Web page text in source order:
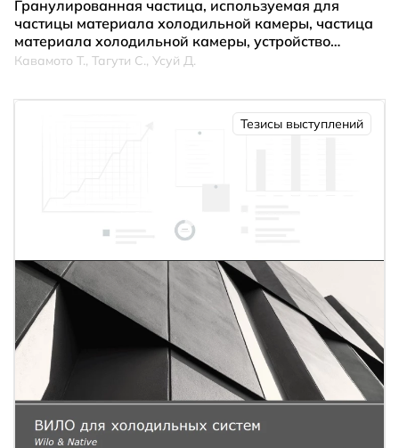
Гранулированная частица, используемая для
частицы материала холодильной камеры, частица
материала холодильной камеры, устройство
холодильной камеры, холодильник, криогенный
Кавамото Т., Тагути С., Усуй Д.
Тезисы выступлений